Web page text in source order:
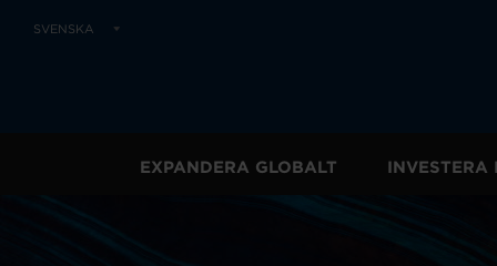
SVENSKA
EXPANDERA GLOBALT INVESTERA